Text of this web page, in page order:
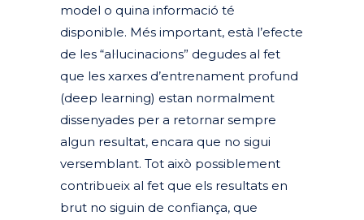
model o quina informació té
disponible. Més important, està l’efecte
de les “al·lucinacions” degudes al fet
que les xarxes d’entrenament profund
(deep learning) estan normalment
dissenyades per a retornar sempre
algun resultat, encara que no sigui
versemblant. Tot això possiblement
contribueix al fet que els resultats en
brut no siguin de confiança, que